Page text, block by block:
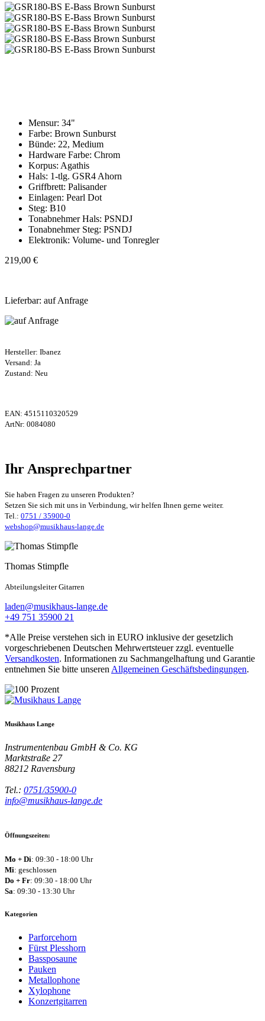
Mensur: 34"
Farbe: Brown Sunburst
Bünde: 22, Medium
Hardware Farbe: Chrom
Korpus: Agathis
Hals: 1-tlg. GSR4 Ahorn
Griffbrett: Palisander
Einlagen: Pearl Dot
Steg: B10
Tonabnehmer Hals: PSNDJ
Tonabnehmer Steg: PSNDJ
Elektronik: Volume- und Tonregler
219,00 €
Lieferbar: auf Anfrage
Hersteller: Ibanez
Versand: Ja
Zustand: Neu
EAN: 4515110320529
ArtNr: 0084080
Ihr Ansprechpartner
Sie haben Fragen zu unseren Produkten?
Setzen Sie sich mit uns in Verbindung, wir helfen Ihnen gerne weiter.
Tel.: 0751 / 35900-0
webshop@musikhaus-lange.de
Thomas Stimpfle
Abteilungsleiter Gitarren
laden@musikhaus-lange.de
+49 751 35900 21
*Alle Preise verstehen sich in EURO inklusive der gesetzlich
vorgeschriebenen Deutschen Mehrwertsteuer zzgl. eventuelle
Versandkosten. Informationen zu Sachmangelhaftung und Garantie
entnehmen Sie bitte unseren Allgemeinen Geschäftsbedingungen.
Musikhaus Lange
Instrumentenbau GmbH & Co. KG
Marktstraße 27
88212 Ravensburg
Tel.: 0751/35900-0
info@musikhaus-lange.de
Öffnungszeiten:
Mo + Di: 09:30 - 18:00 Uhr
Mi: geschlossen
Do + Fr: 09:30 - 18:00 Uhr
Sa: 09:30 - 13:30 Uhr
Kategorien
Parforcehorn
Fürst Plesshorn
Bassposaune
Pauken
Metallophone
Xylophone
Konzertgitarren